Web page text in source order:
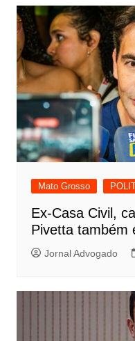
Mato Grosso
Ex-Casa Civil,
Pivetta também
Jornal Advogado